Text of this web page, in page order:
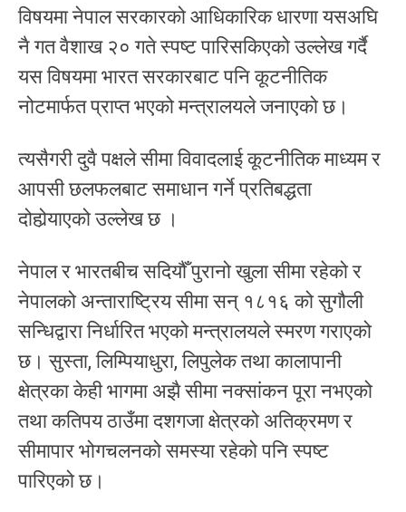
विषयमा नेपाल सरकारको आधिकारिक धारणा यसअघि
नै गत वैशाख २० गते स्पष्ट पारिसकिएको उल्लेख गर्दै
यस विषयमा भारत सरकारबाट पनि कूटनीतिक
नोटमार्फत प्राप्त भएको मन्त्रालयले जनाएको छ।
त्यसैगरी दुवै पक्षले सीमा विवादलाई कूटनीतिक माध्यम र
आपसी छलफलबाट समाधान गर्ने प्रतिबद्धता
दोहोर्‍याएको उल्लेख छ ।
नेपाल र भारतबीच सदियौँ पुरानो खुला सीमा रहेको र
नेपालको अन्ताराष्ट्रिय सीमा सन् १८१६ को सुगौली
सन्धिद्वारा निर्धारित भएको मन्त्रालयले स्मरण गराएको
छ। सुस्ता, लिम्पियाधुरा, लिपुलेक तथा कालापानी
क्षेत्रका केही भागमा अझै सीमा नक्सांकन पूरा नभएको
तथा कतिपय ठाउँमा दशगजा क्षेत्रको अतिक्रमण र
सीमापार भोगचलनको समस्या रहेको पनि स्पष्ट
पारिएको छ।